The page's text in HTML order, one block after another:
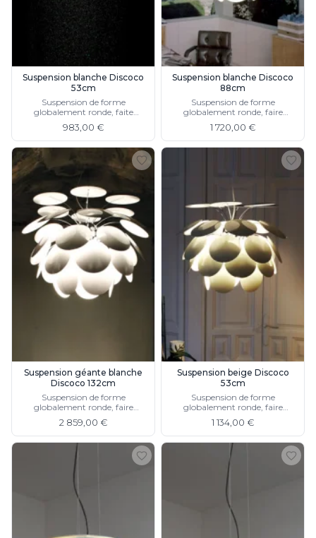
Suspension blanche Discoco
53cm
Suspension de forme
globalement ronde, faite
983,00 €
Suspension blanche Discoco
88cm
Suspension de forme
globalement ronde, faire
1 720,00 €
Suspension géante blanche
Discoco 132cm
Suspension de forme
globalement ronde, faire
2 859,00 €
Suspension beige Discoco
53cm
Suspension de forme
globalement ronde, faire
1 134,00 €